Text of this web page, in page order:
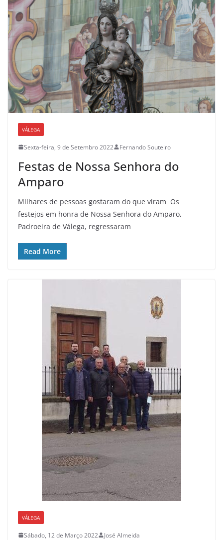
VÁLEGA
Sexta-feira, 9 de Setembro 2022 Fernando Souteiro
Festas de Nossa Senhora do
Amparo
Milhares de pessoas gostaram do que viram Os
festejos em honra de Nossa Senhora do Amparo,
Padroeira de Válega, regressaram
Read More
VÁLEGA
Sábado, 12 de Março 2022 José Almeida